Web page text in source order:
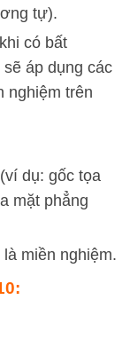
tự).
có bất
áp dụng các
nghiệm trên
dụ: gốc tọa
mặt phẳng
miền nghiệm.